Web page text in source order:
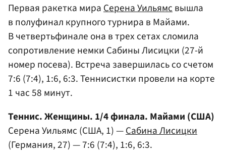
Первая ракетка мираСерена Уильямсвышла
в полуфинал крупного турнира в Майами.
В четвертьфинале она в трех сетах сломила
сопротивление немки Сабины Лисицки (27-й
номер посева). Встреча завершилась со счетом
7:6 (7:4), 1:6, 6:3. Теннисистки провели на корте
1 час 58 минут.
Теннис. Женщины. 1/4 финала. Майами (США)
Серена Уильямс (США, 1) —Сабина Лисицки
(Германия, 27) — 7:6 (7:4), 1:6, 6:3.